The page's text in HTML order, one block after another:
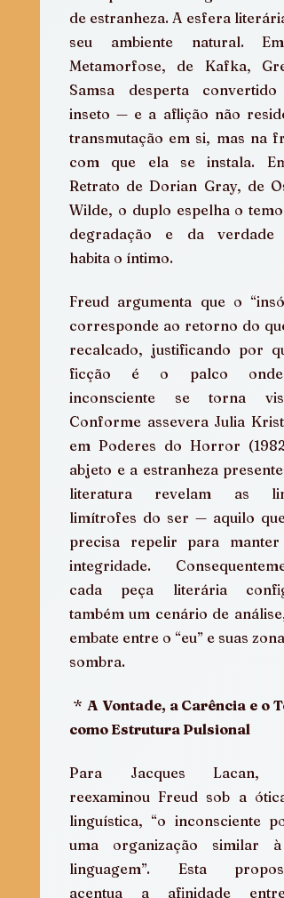
de estranheza. A esfera literária
seu ambiente natural.
Metamorfose, de Kafka,
Samsa desperta convertido
inseto — e a aflição não
transmutação em si, mas na
com que ela se instala.
Retrato de Dorian Gray, de
Wilde, o duplo espelha o
degradação e da verdade
habita o íntimo.
Freud argumenta que o
corresponde ao retorno do
recalcado, justificando por
ficção é o palco
inconsciente se torna
Conforme assevera Julia
em Poderes do Horror
abjeto e a estranheza
literatura revelam as
limítrofes do ser — aquilo que
precisa repelir para manter
integridade.
cada peça literária
também um cenário de análise,
embate entre o “eu” e suas
sombra.
* A Vontade, a Carência e o
como Estrutura Pulsional
Para Jacques Lacan,
reexaminou Freud sob a
linguística, “o inconsciente
uma organização similar à
linguagem”. Esta
acentua a afinidade